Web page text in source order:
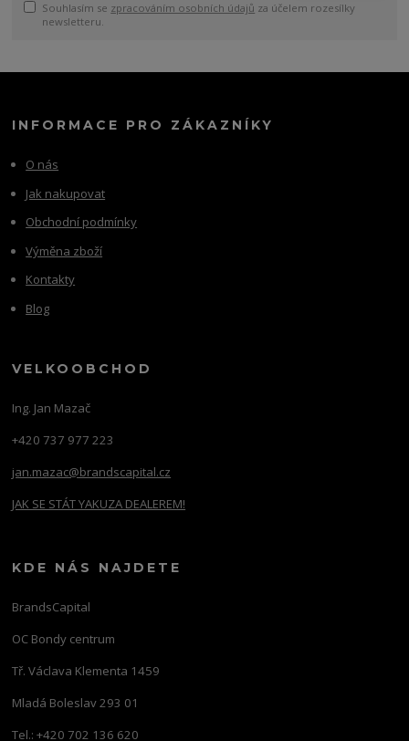
Souhlasím se zpracováním osobních údajů za účelem rozesílky
newsletteru.
INFORMACE PRO ZÁKAZNÍKY
O nás
Jak nakupovat
Obchodní podmínky
Výměna zboží
Kontakty
Blog
VELKOOBCHOD
Ing. Jan Mazač
+420 737 977 223
jan.mazac@brandscapital.cz
JAK SE STÁT YAKUZA DEALEREM!
KDE NÁS NAJDETE
BrandsCapital
OC Bondy centrum
Tř. Václava Klementa 1459
Mladá Boleslav 293 01
Tel.: +420 702 136 620